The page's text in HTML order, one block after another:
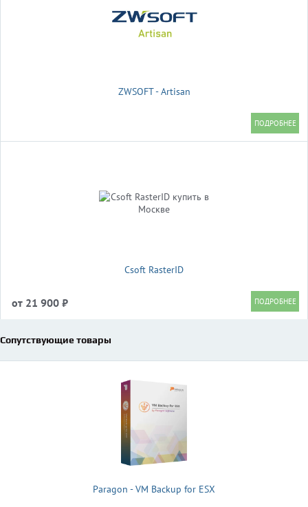
ZWSOFT - Artisan
Csoft RasterID
от 21 900 ₽
Сопутствующие товары
Paragon - VM Backup for ESX